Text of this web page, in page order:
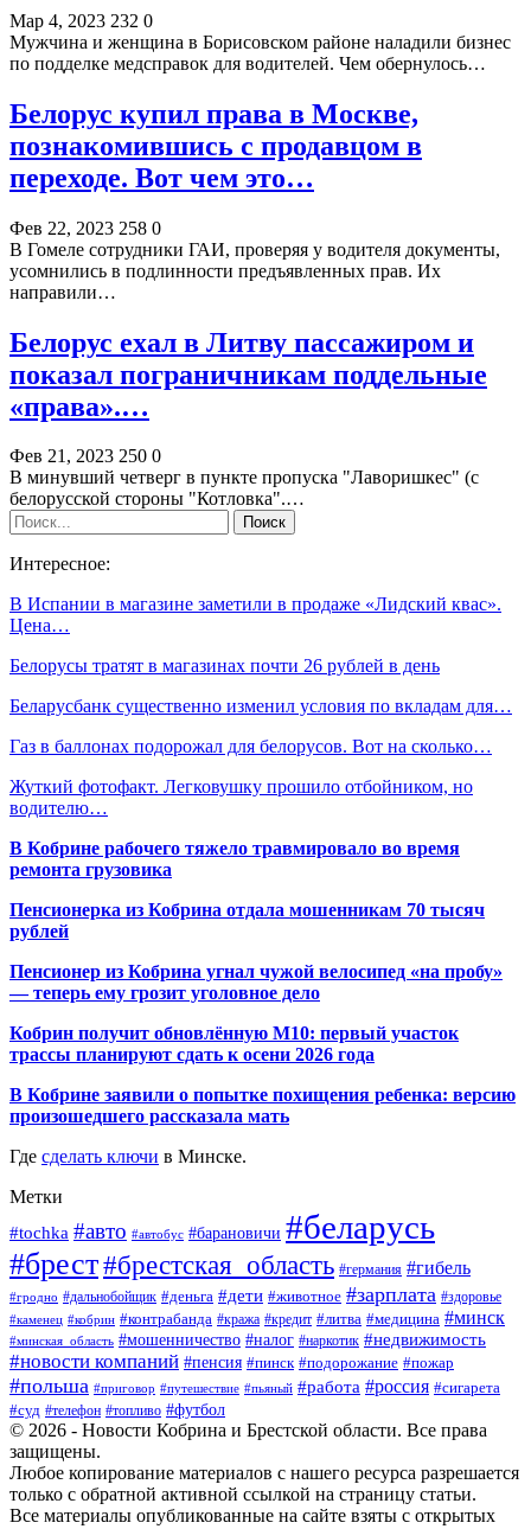
Мар 4, 2023 232 0
Мужчина и женщина в Борисовском районе наладили бизнес
по подделке медсправок для водителей. Чем обернулось…
Белорус купил права в Москве,
познакомившись с продавцом в
переходе. Вот чем это…
Фев 22, 2023 258 0
В Гомеле сотрудники ГАИ, проверяя у водителя документы,
усомнились в подлинности предъявленных прав. Их
направили…
Белорус ехал в Литву пассажиром и
показал пограничникам поддельные
«права».…
Фев 21, 2023 250 0
В минувший четверг в пункте пропуска "Лаворишкес" (с
белорусской стороны "Котловка".…
Интересное:
В Испании в магазине заметили в продаже «Лидский квас».
Цена…
Белорусы тратят в магазинах почти 26 рублей в день
Беларусбанк существенно изменил условия по вкладам для…
Газ в баллонах подорожал для белорусов. Вот на сколько…
Жуткий фотофакт. Легковушку прошило отбойником, но
водителю…
В Кобрине рабочего тяжело травмировало во время
ремонта грузовика
Пенсионерка из Кобрина отдала мошенникам 70 тысяч
рублей
Пенсионер из Кобрина угнал чужой велосипед «на пробу»
— теперь ему грозит уголовное дело
Кобрин получит обновлённую М10: первый участок
трассы планируют сдать к осени 2026 года
В Кобрине заявили о попытке похищения ребенка: версию
произошедшего рассказала мать
Где сделать ключи в Минске.
Метки
#tochka #авто #автобус #барановичи #беларусь
#брест#брестская_область #германия #гибель
#гродно #дальнобойщик #деньга #дети #животное #зарплата #здоровье
#каменец #кобрин #контрабанда #кража #кредит #литва #медицина #минск
#минская_область #мошенничество #налог #наркотик #недвижимость
#новости компаний #пенсия #пинск #подорожание #пожар
#польша #приговор #путешествие #пьяный #работа #россия #сигарета
#суд #телефон #топливо #футбол
© 2026 - Новости Кобрина и Брестской области. Все права
защищены.
Любое копирование материалов с нашего ресурса разрешается
только с обратной активной ссылкой на страницу статьи.
Все материалы опубликованные на сайте взяты с открытых